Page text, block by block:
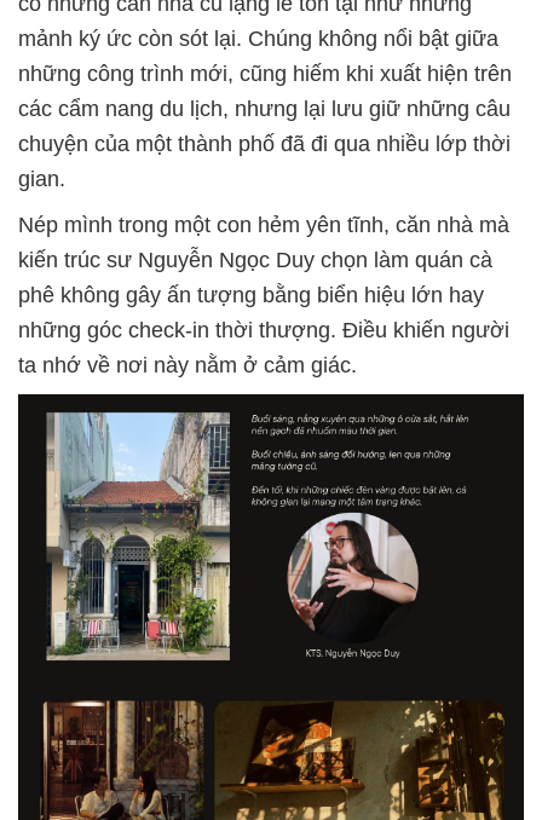
mảnh ký ức còn sót lại. Chúng không nổi bật giữa
những công trình mới, cũng hiếm khi xuất hiện trên
các cẩm nang du lịch, nhưng lại lưu giữ những câu
chuyện của một thành phố đã đi qua nhiều lớp thời
gian.
Nép mình trong một con hẻm yên tĩnh, căn nhà mà
kiến trúc sư Nguyễn Ngọc Duy chọn làm quán cà
phê không gây ấn tượng bằng biển hiệu lớn hay
những góc check-in thời thượng. Điều khiến người
ta nhớ về nơi này nằm ở cảm giác.